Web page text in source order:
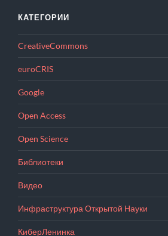
КАТЕГОРИИ
CreativeCommons
euroCRIS
Google
Open Access
Open Science
Библиотеки
Видео
Инфраструктура Открытой Науки
КиберЛенинка